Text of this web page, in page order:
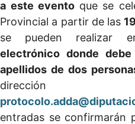
a este evento que se
Provincial a partir de las
se pueden realizar
electrónico donde
apellidos de dos
dirección
entradas se confirmarán